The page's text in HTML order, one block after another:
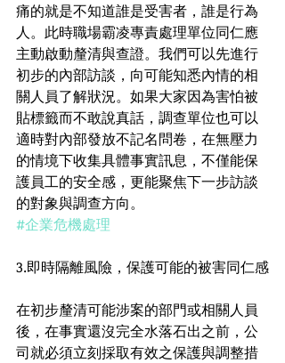
痛的就是不知道誰是受害者，誰是行為
人。此時職場霸凌專責處理單位同仁應
主動啟動釐清與查證。我們可以先進行
初步的內部訪談，向可能知悉內情的相
關人員了解狀況。如果大家因為害怕被
貼標籤而不敢說真話，調查單位也可以
適時對內部發放不記名問卷，在無壓力
的情境下收集具體事實訊息，不僅能保
護員工的安全感，更能聚焦下一步訪談
的對象與調查方向。
#企業危機處理
3.即時隔離風險，保護可能的被害同仁感
在初步釐清可能涉案的部門或相關人員
後，在事實還沒完全水落石出之前，公
司就必須立刻採取有效之保護與調整措